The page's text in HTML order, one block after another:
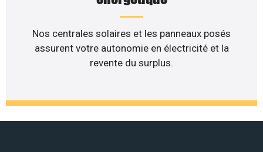
Nos centrales solaires et les panneaux posés
assurent votre autonomie en électricité et la
revente du surplus.